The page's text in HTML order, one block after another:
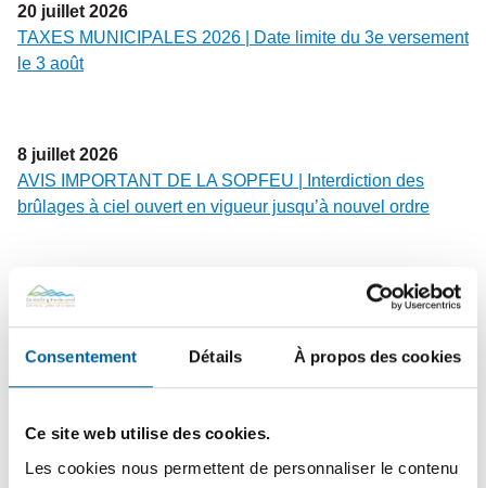
Consentement Détails À propos des cookies
Ce site web utilise des cookies.
Les cookies nous permettent de personnaliser le contenu
20 juillet 2026
TAXES MUNICIPALES 2026 | Date limite du 3e versement
le 3 août
8 juillet 2026
AVIS IMPORTANT DE LA SOPFEU | Interdiction des
brûlages à ciel ouvert en vigueur jusqu’à nouvel ordre
6 juillet
ASSISTANCE POLICIÈRE ET SIGNALEMENT | Un été
en toute quiétude avec l’outil interactif créé par la MRC de
22 juin 2026